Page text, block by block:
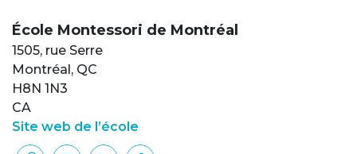
École Montessori de Montréal
1505, rue Serre
Montréal, QC
H8N 1N3
CA
Site web de l’école